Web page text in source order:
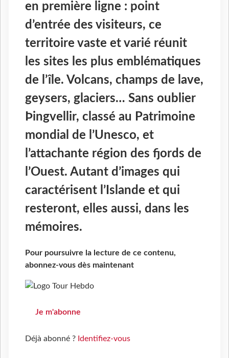
en première ligne : point
d’entrée des visiteurs, ce
territoire vaste et varié réunit
les sites les plus emblématiques
de l’île. Volcans, champs de lave,
geysers, glaciers… Sans oublier
Þingvellir, classé au Patrimoine
mondial de l’Unesco, et
l’attachante région des fjords de
l’Ouest. Autant d’images qui
caractérisent l’Islande et qui
resteront, elles aussi, dans les
mémoires.
Pour poursuivre la lecture de ce contenu,
abonnez-vous dès maintenant
Je m'abonne
Déjà abonné ? Identifiez-vous